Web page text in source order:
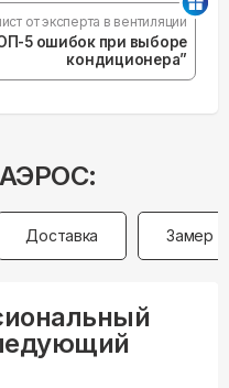
от эксперта в вентиляции
5 ошибок при выборе
кондиционера”
АЭРОС:
Доставка Замер